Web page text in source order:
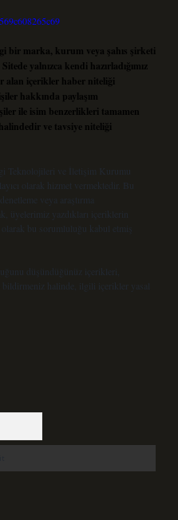
bir marka, kurum veya şahıs şirketi
yalnızca kendi hazırladığımız
alan içerikler haber niteliği
hakkında paylaşım
ile isim benzerlikleri tamamen
ve tavsiye niteliği
Teknolojileri ve İletişim Kurumu
olarak hizmet vermektedir. Bu
veya araştırma
üyelerimiz yazdıkları içeriklerin
bu sorumluluğu kabul etmiş
düşündüğünüz içerikleri,
bildirmeniz halinde, ilgili içerikler yasal